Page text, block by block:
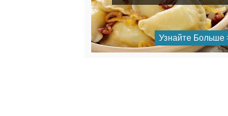
Узнайте Больше